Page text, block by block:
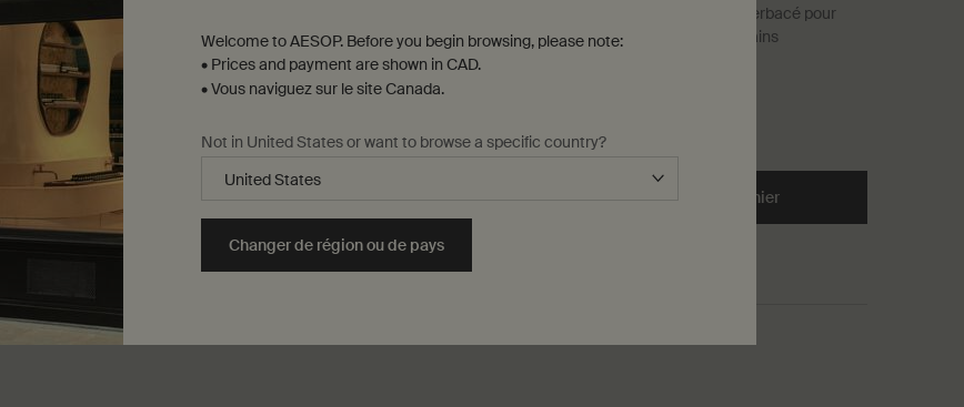
de Géranium pour le Corps to cart
gamme de types de
chevelus
nettoyer et hydrater les mains
Une taille disponible
Kit
173,00 $
Un duo hespéridé, boisé, herbacé pour
nettoyer et hydrater les mains
173,00 $
Ajouter au panierAdd the Duo
Welcome to AESOP. Before you begin browsing, please note:
• Prices and payment are shown in CAD.
• Vous naviguez sur le site Canada.
Not in United States or want to browse a specific country?
Changer de région ou de pays